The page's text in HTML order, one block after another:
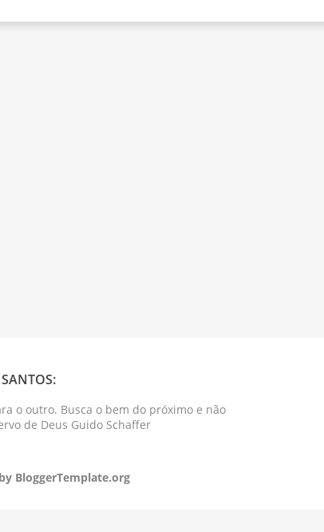
o outro. Busca o bem do próximo e não
de Deus Guido Schaffer
BloggerTemplate.org